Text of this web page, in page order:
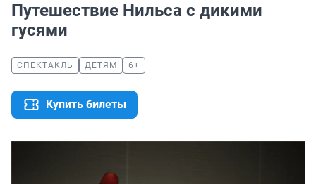
Путешествие Нильса с дикими
гусями
СПЕКТАКЛЬ ДЕТЯМ 6+
Купить билеты